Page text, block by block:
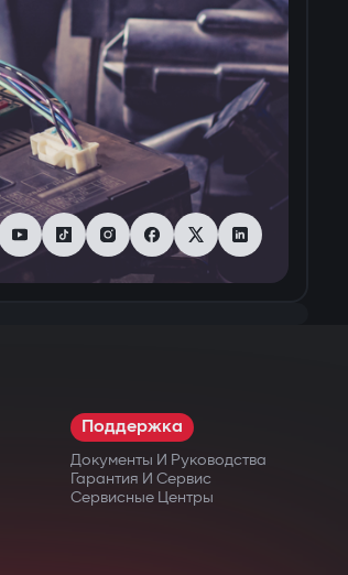
Поддержка
Документы И Руководства
Гарантия И Сервис
Сервисные Центры